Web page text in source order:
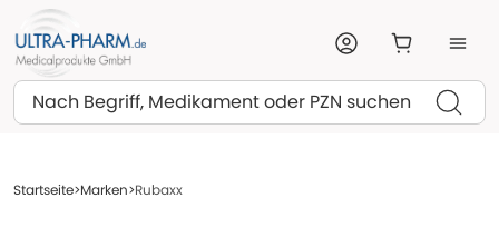
Suchen
Startseite Marken Rubaxx